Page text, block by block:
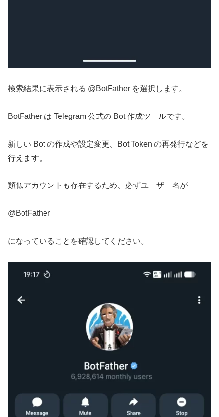
検索結果に表示される @BotFather を選択します。
BotFather は Telegram 公式の Bot 作成ツールです。
新しい Bot の作成や設定変更、Bot Token の再発行などを
行えます。
類似アカウントも存在するため、必ずユーザー名が
@BotFather
になっていることを確認してください。